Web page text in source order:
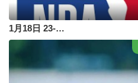
1月18日 23-24赛季NBA常规赛 独行侠VS湖人